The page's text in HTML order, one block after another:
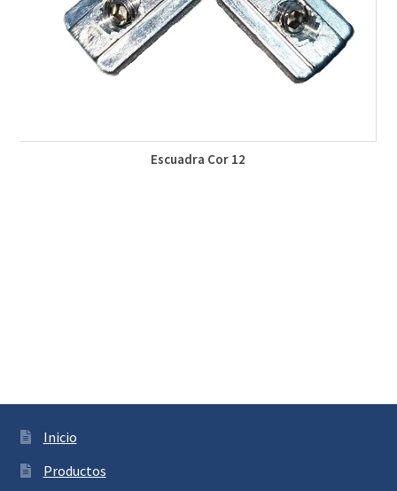
Escuadra Cor 12
Inicio
Productos